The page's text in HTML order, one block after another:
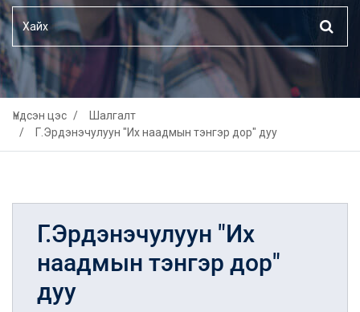
Үндсэн цэс
Шалгалт
Г.Эрдэнэчулуун "Их наадмын тэнгэр дор" дуу
Г.Эрдэнэчулуун "Их
наадмын тэнгэр дор"
дуу